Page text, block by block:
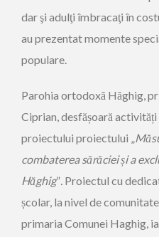
dar şi adulţi îmbracaţi în
au prezentat momente
populare.
Parohia ortodoxă Hăghig,
Ciprian, desfășoară
proiectului proiectului „
combaterea sărăciei și a
Hăghig”. Proiectul cu
școlar, la nivel de
primaria Comunei Haghig,